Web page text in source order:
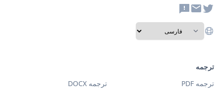
ترجمه
ترجمه PDF
ترجمه DOCX